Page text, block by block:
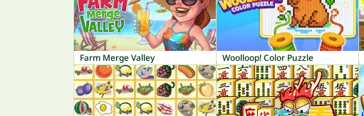
Farm Merge Valley Woolloop! Color Puzzle